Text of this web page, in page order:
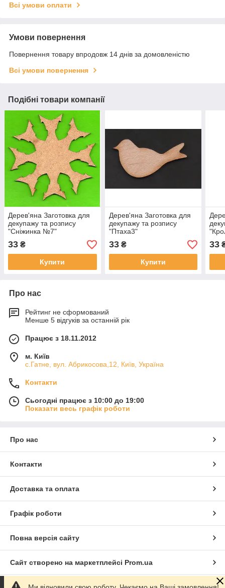
Всі умови оплати
Умови повернення
Повернення товару впродовж 14 днів за домовленістю
Всі умови повернення
Подібні товари компанії
Дерев'яна Заготовка для
декупажу та розпису
"Сніжинка №7"
33 ₴
Купити
Дерев'яна Заготовка для
декупажу та розпису
"Птаха3"
33₴
Купити
33
Про нас
Рейтинг не сформований
Менше 5 відгуків за останній рік
Працює з 18.11.2012
м. Київ
с.Гатне, вул. Абрикосова,12, Київ, Україна
Контакти
Сьогодні працює з 10:00 до 19:00
Показати весь графік роботи
Про нас
Контакти
Доставка та оплата
Графік роботи
Повна версія сайту
Сайт створено на маркетплейсі Prom.ua